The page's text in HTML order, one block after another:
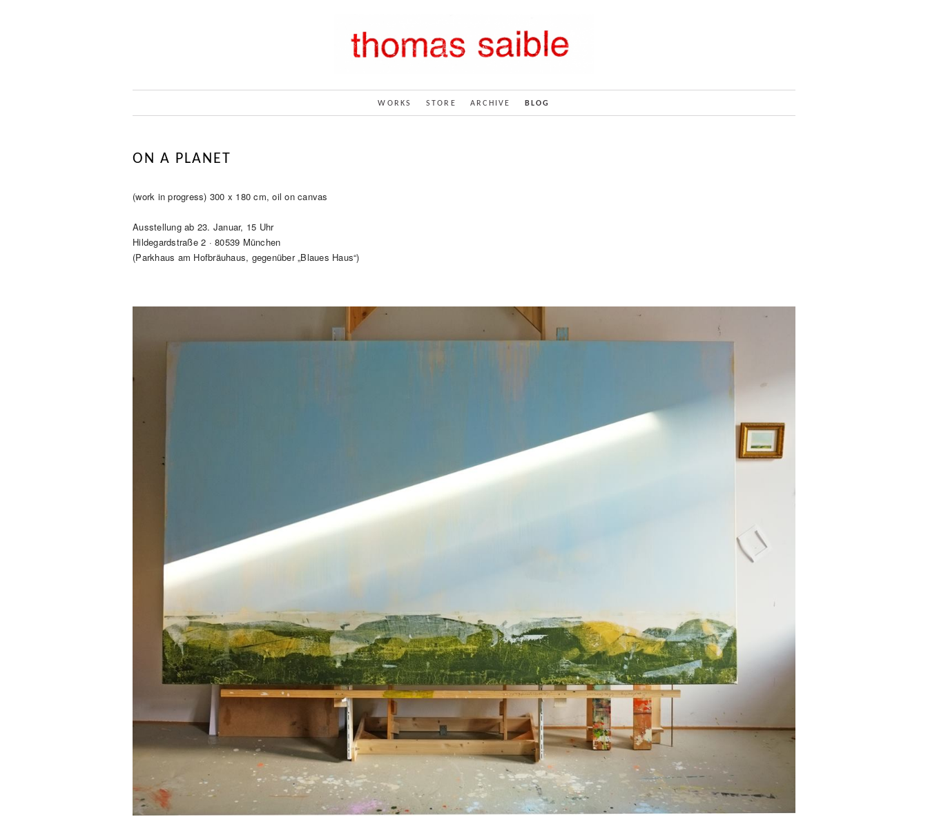
WORKS STORE ARCHIVE BLOG
ON A PLANET
(work in progress) 300 x 180 cm, oil on canvas
Ausstellung ab 23. Januar, 15 Uhr
Hildegardstraße 2 · 80539 München
(Parkhaus am Hofbräuhaus, gegenüber „Blaues Haus“)